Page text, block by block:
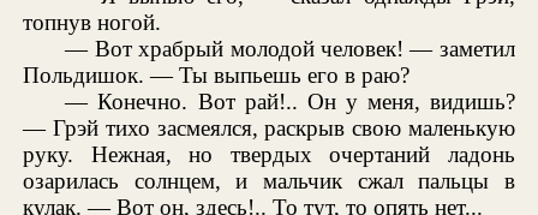
топнув ногой.
— Вот храбрый молодой человек! — заметил
Польдишок. — Ты выпьешь его в раю?
— Конечно. Вот рай!.. Он у меня, видишь?
— Грэй тихо засмеялся, раскрыв свою маленькую
руку. Нежная, но твердых очертаний ладонь
озарилась солнцем, и мальчик сжал пальцы в
кулак. — Вот он, здесь!.. То тут, то опять нет...